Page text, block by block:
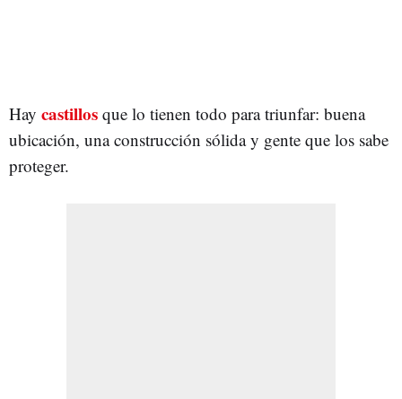
Hay castillos que lo tienen todo para triunfar: buena
ubicación, una construcción sólida y gente que los sabe
proteger.